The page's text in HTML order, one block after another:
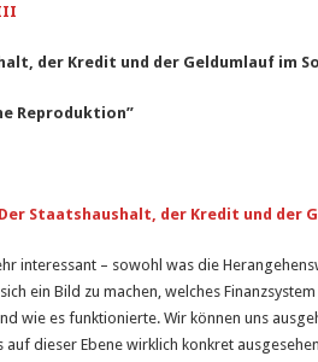
der Kredit und der Geldumlauf im
Reproduktion”
Staatshaushalt, der Kredit und der
interessant – sowohl was die
ein Bild zu machen, welches
wie es funktionierte. Wir können uns
auf dieser Ebene wirklich konkret